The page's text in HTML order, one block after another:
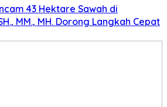
43 Hektare Sawah di
MM., MH. Dorong Langkah Cepat